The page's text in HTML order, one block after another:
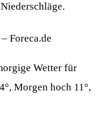
Foreca.de
Wetter für
Morgen hoch 11°,